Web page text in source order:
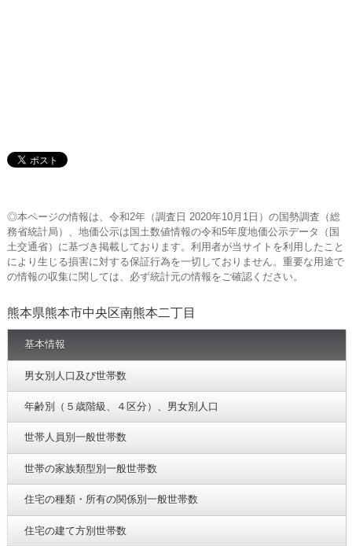
◎本ページの情報は、令和2年（調査日 2020年10月1日）の国勢調査（総
務省統計局）、地価公示は国土数値情報の令和5年度地価公示データ（国
土交通省）に基づき掲載しております。利用者が当サイトを利用したこと
により生じる損害に対する保証行為を一切しておりません。重要な用途で
の情報の収集に関しては、必ず統計元の情報をご確認ください。
熊本県熊本市中央区南熊本二丁目
基本情報
男女別人口及び世帯数
年齢別（５歳階級、４区分）、男女別人口
世帯人員別一般世帯数
世帯の家族類型別一般世帯数
住宅の種類・所有の関係別一般世帯数
住宅の建て方別世帯数